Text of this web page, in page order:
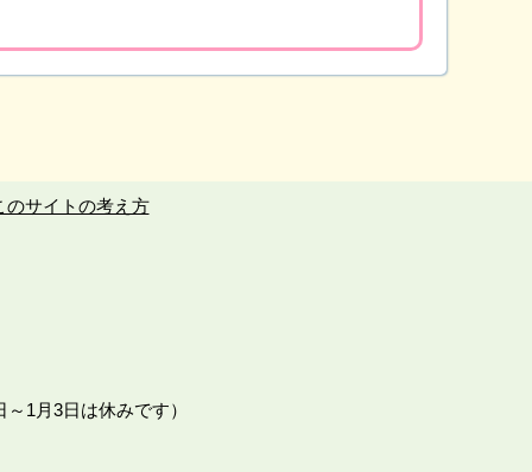
のサイトの考え方
1月3日は休みです）